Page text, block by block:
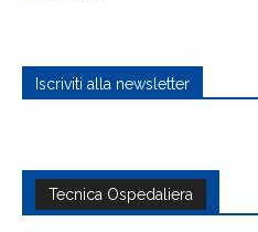
Iscriviti alla newsletter
Tecnica Ospedaliera